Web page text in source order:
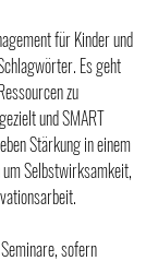
für Kinder und
Es geht
zu
und SMART
Stärkung in einem
Selbstwirksamkeit,
sofern